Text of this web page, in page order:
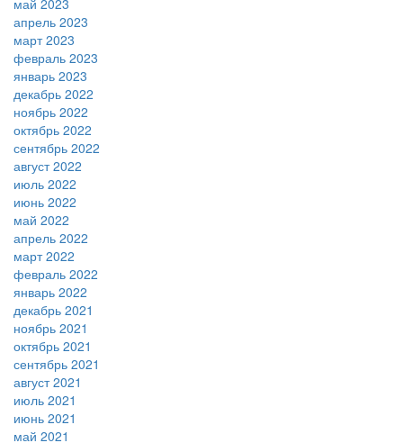
май 2023
апрель 2023
март 2023
февраль 2023
январь 2023
декабрь 2022
ноябрь 2022
октябрь 2022
сентябрь 2022
август 2022
июль 2022
июнь 2022
май 2022
апрель 2022
март 2022
февраль 2022
январь 2022
декабрь 2021
ноябрь 2021
октябрь 2021
сентябрь 2021
август 2021
июль 2021
июнь 2021
май 2021